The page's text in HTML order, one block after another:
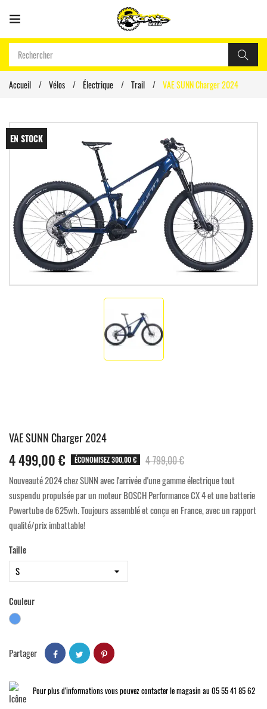
Accueil Vélos Électrique Trail VAE SUNN Charger 2024
EN STOCK
VAE SUNN Charger 2024
4 499,00 € ÉCONOMISEZ 300,00 € 4 799,00 €
Nouveauté 2024 chez SUNN avec l'arrivée d'une gamme électrique tout
suspendu propulsée par un moteur BOSCH Performance CX 4 et une batterie
Powertube de 625wh. Toujours assemblé et conçu en France, avec un rapport
qualité/prix imbattable!
Taille
Couleur
Bleu
Partager
Pour plus d'informations vous pouvez contacter le magasin au 05 55 41 85 62